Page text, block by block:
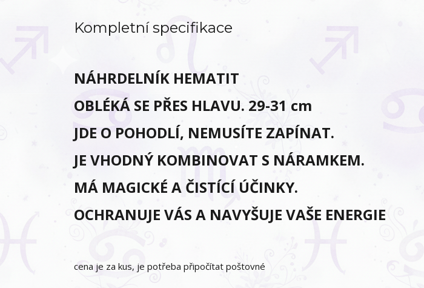
Kompletní specifikace
NÁHRDELNÍK HEMATIT
OBLÉKÁ SE PŘES HLAVU. 29-31 cm
JDE O POHODLÍ, NEMUSÍTE ZAPÍNAT.
JE VHODNÝ KOMBINOVAT S NÁRAMKEM.
MÁ MAGICKÉ A ČISTÍCÍ ÚČINKY.
OCHRANUJE VÁS A NAVYŠUJE VAŠE ENERGIE
cena je za kus, je potřeba připočítat poštovné